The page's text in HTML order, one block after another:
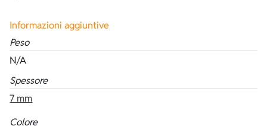
Informazioni aggiuntive
Peso
N/A
Spessore
7 mm
Colore